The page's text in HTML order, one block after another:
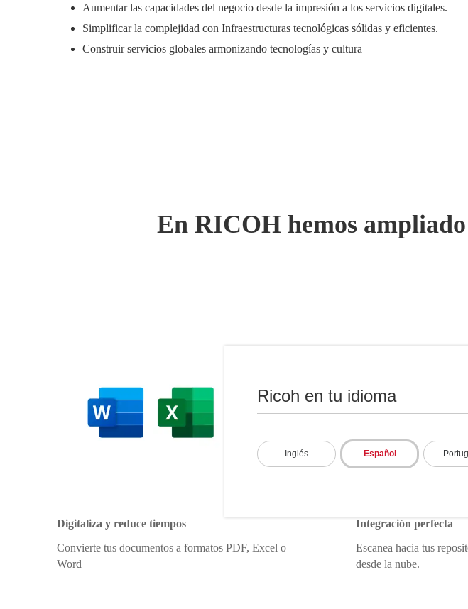
Ricoh en tu idioma
Inglés Español
Aumentar las capacidades del negocio desde la impresión a los servicios digitales.
Simplificar la complejidad con Infraestructuras tecnológicas sólidas y eficientes.
Construir servicios globales armonizando tecnologías y cultura
En RICOH hemos
Digitaliza y reduce tiempos
Convierte tus documentos a formatos PDF, Excel o
Word
Integración perfecta
Escanea hacia tus
desde la nube.